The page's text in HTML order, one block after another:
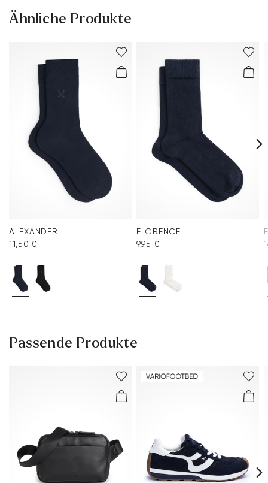
30 Tage kostenfreie Rückgabe
Weitere Informationen zum Thema findest Du im Bereich
VersandundRücksendung
Häufig gestellte Fragen
Ähnliche Produkte
ALEXANDER
11,50 €
FLORENCE
9,95 €
Passende Produkte